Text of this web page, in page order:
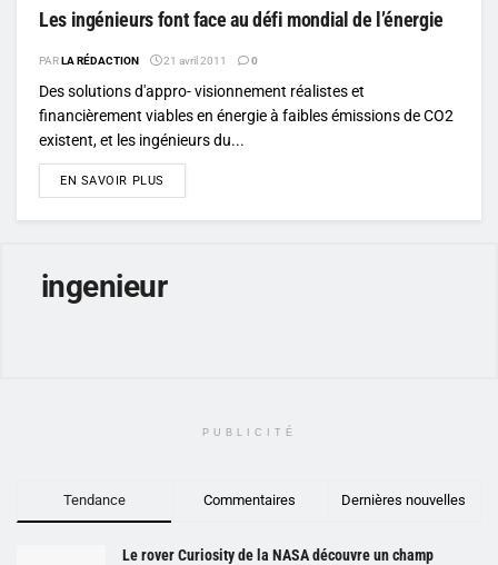
Les ingénieurs font face au défi mondial de l’énergie
PARLA RÉDACTION 21 avril 2011 0
Des solutions d'appro- visionnement réalistes et
financièrement viables en énergie à faibles émissions de CO2
existent, et les ingénieurs du...
EN SAVOIR PLUS
ingenieur
PUBLICITÉ
Tendance Commentaires Dernières nouvelles
Le rover Curiosity de la NASA découvre un champ